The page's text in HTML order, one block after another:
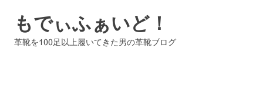
もでぃふぁいど！
革靴を100足以上履いてきた男の革靴ブログ